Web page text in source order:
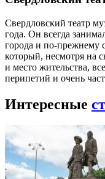
Свердловский театр
года. Он всегда
города и по-прежнему
который, несмотря на
и место жительства,
перипетий и очень
Интересные